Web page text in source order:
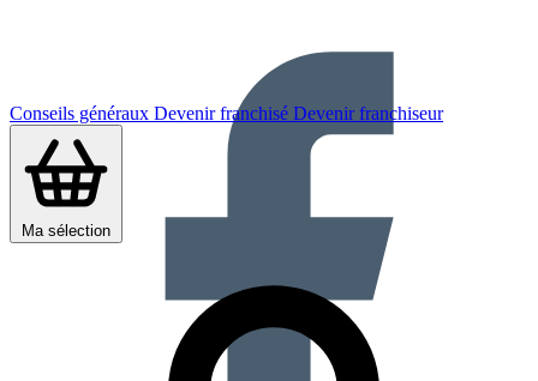
Conseils généraux Devenir franchisé Devenir franchiseur
Ma sélection